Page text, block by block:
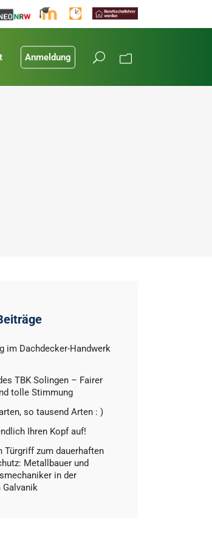
Anmeldung
im Dachdecker-Handwerk
TBK Solingen – Fairer
tolle Stimmung
so tausend Arten : )
Ihren Kopf auf!
Türgriff zum dauerhaften
Metallbauer und
in der
Galvanik